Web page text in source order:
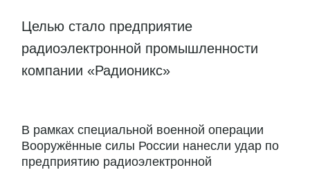
Целью стало предприятие
радиоэлектронной промышленности
компании «Радионикс»
В рамках специальной военной операции
Вооружённые силы России нанесли удар по
предприятию радиоэлектронной